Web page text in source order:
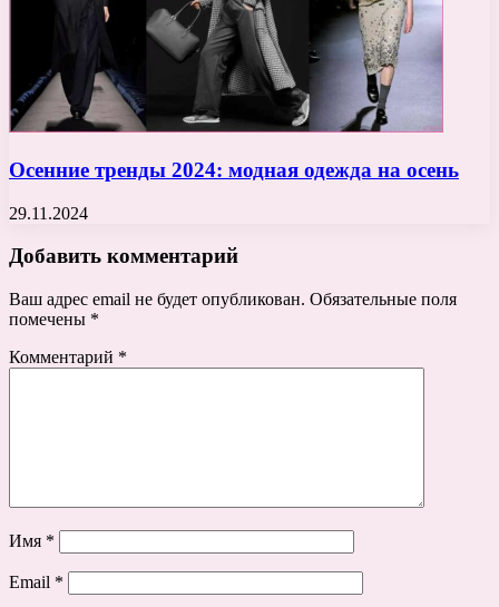
Осенние тренды 2024: модная одежда на осень
29.11.2024
Добавить комментарий
Ваш адрес email не будет опубликован. Обязательные поля
помечены *
Комментарий *
Имя *
Email *